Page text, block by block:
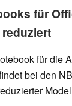
für
für die
bei den